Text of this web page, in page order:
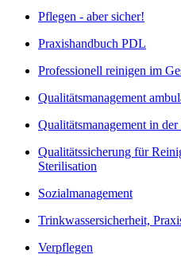
Pflegen - aber sicher!
Praxishandbuch PDL
Professionell reinigen im
Qualitätsmanagement
Qualitätsmanagement in
Qualitätssicherung für
Sterilisation
Sozialmanagement
Trinkwassersicherheit,
Verpflegen